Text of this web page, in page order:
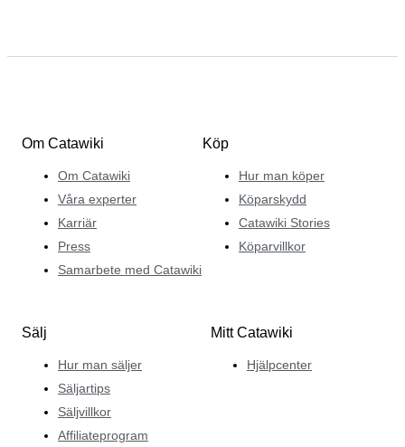
Om Catawiki
Om Catawiki
Våra experter
Karriär
Press
Samarbete med Catawiki
Köp
Hur man köper
Köparskydd
Catawiki Stories
Köparvillkor
Sälj
Hur man säljer
Säljartips
Säljvillkor
Affiliateprogram
Mitt Catawiki
Hjälpcenter